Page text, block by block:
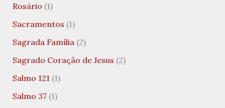
Rosário (1)
Sacramentos (1)
Sagrada Família (2)
Sagrado Coração de Jesus (2)
Salmo 121 (1)
Salmo 37(1)